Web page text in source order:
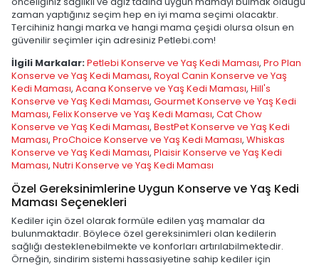
zaman yaptığınız seçim hep en iyi mama seçimi olacaktır.
Tercihiniz hangi marka ve hangi mama çeşidi olursa olsun en
güvenilir seçimler için adresiniz Petlebi.com!
İlgili Markalar:Petlebi Konserve ve Yaş Kedi Maması, Pro Plan
Konserve ve Yaş Kedi Maması, Royal Canin Konserve ve Yaş
Kedi Maması, Acana Konserve ve Yaş Kedi Maması, Hill's
Konserve ve Yaş Kedi Maması, Gourmet Konserve ve Yaş Kedi
Maması, Felix Konserve ve Yaş Kedi Maması, Cat Chow
Konserve ve Yaş Kedi Maması, BestPet Konserve ve Yaş Kedi
Maması, ProChoice Konserve ve Yaş Kedi Maması, Whiskas
Konserve ve Yaş Kedi Maması, Plaisir Konserve ve Yaş Kedi
Maması, Nutri Konserve ve Yaş Kedi Maması
Özel Gereksinimlerine Uygun Konserve ve Yaş Kedi
Maması Seçenekleri
Kediler için özel olarak formüle edilen yaş mamalar da
bulunmaktadır. Böylece özel gereksinimleri olan kedilerin
sağlığı desteklenebilmekte ve konforları artırılabilmektedir.
Örneğin, sindirim sistemi hassasiyetine sahip kediler için